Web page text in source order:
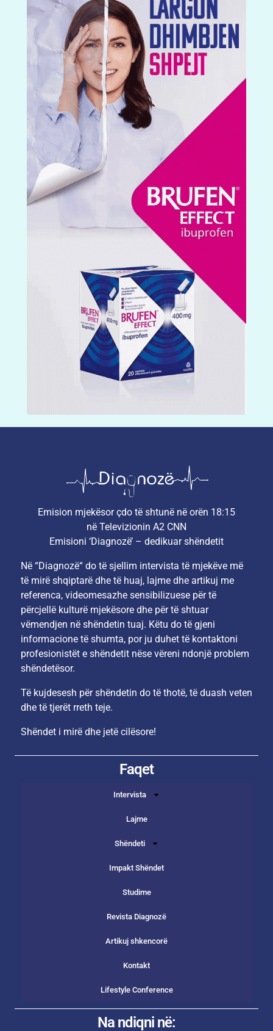
Emision mjekësor çdo të shtunë në orën 18:15
në Televizionin A2 CNN
Emisioni ‘Diagnozë’ – dedikuar shëndetit
Në “Diagnozë“ do të sjellim intervista të mjekëve më
të mirë shqiptarë dhe të huaj, lajme dhe artikuj me
referenca, videomesazhe sensibilizuese për të
përcjellë kulturë mjekësore dhe për të shtuar
vëmendjen në shëndetin tuaj. Këtu do të gjeni
informacione të shumta, por ju duhet të kontaktoni
profesionistët e shëndetit nëse vëreni ndonjë problem
shëndetësor.
Të kujdesesh për shëndetin do të thotë, të duash veten
dhe të tjerët rreth teje.
Shëndet i mirë dhe jetë cilësore!
Faqet
Intervista
Lajme
Shëndeti
Impakt Shëndet
Studime
Revista Diagnozë
Artikuj shkencorë
Kontakt
Lifestyle Conference
Na ndiqni në: